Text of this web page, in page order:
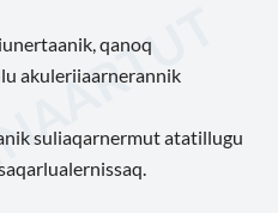
qanoq
akuleriiaarnerannik
suliaqarnermut atatillugu